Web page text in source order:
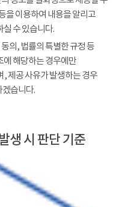
을 이용하여 내용을 알리고
수 있습니다.
의, 법률의 특별한 규정 등
에 해당하는 경우에만
제공 사유가 발생하는 경우
겠습니다.
생 시 판단 기준